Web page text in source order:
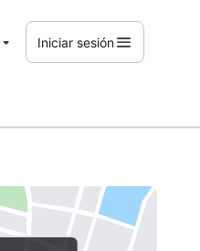
Iniciar sesión